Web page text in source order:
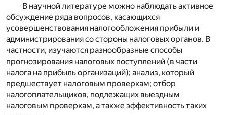
В научной литературе можно наблюдать активное
обсуждение ряда вопросов, касающихся
усовершенствования налогообложения прибыли и
администрирования со стороны налоговых органов. В
частности, изучаются разнообразные способы
прогнозирования налоговых поступлений (в части
налога на прибыль организаций); анализ, который
предшествует налоговым проверкам; отбор
налогоплательщиков, подлежащих выездным
налоговым проверкам, а также эффективность таких